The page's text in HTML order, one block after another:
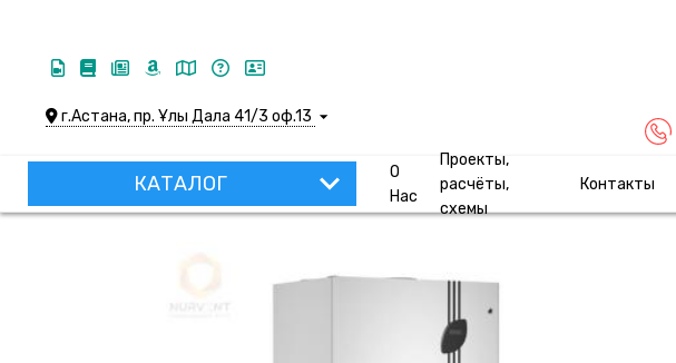
г.Астана, пр. Ұлы Дала 41/3 оф.13
КАТАЛОГ
О
Нас
Проекты,
расчёты,
схемы
Контакты